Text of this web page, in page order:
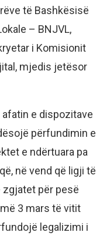
të Bashkësisë
– BNJVL,
i Komisionit
mjedis jetësor
afatin e dispozitave
përfundimin e
e ndërtuara pa
në vend që ligji të
zgjatet për pesë
3 mars të vitit
legalizimi i